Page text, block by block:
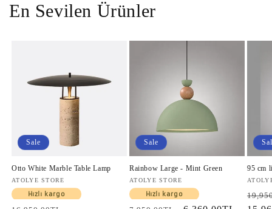
En Sevilen Ürünler
Sale
Otto White Marble Table Lamp
Vendor:
ATOLYE STORE
Hızlı kargo
Sale
Rainbow Large - Mint Green
Vendor:
ATOLYE STORE
Hızlı kargo
95 cm